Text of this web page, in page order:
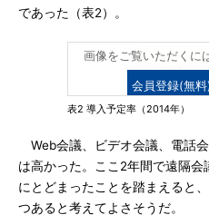
であった（表2）。
画像をご覧いただくに
会員登録(無
表2 導入予定率（2014年）
Web会議、ビデオ会議、電話
は高かった。ここ2年間で遠隔
にとどまったことを踏まえると
つあると考えてよさそうだ。